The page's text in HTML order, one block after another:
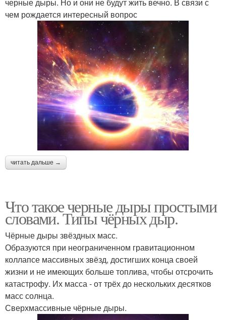
черные дыры. Но и они не будут жить вечно. В связи с
чем рождается интересный вопрос
читать дальше →
Что такое черные дыры простыми
словами. Типы чёрных дыр.
Чёрные дыры звёздных масс.
Образуются при неограниченном гравитационном
коллапсе массивных звёзд, достигших конца своей
жизни и не имеющих больше топлива, чтобы отсрочить
катастрофу. Их масса - от трёх до нескольких десятков
масс солнца.
Сверхмассивные чёрные дыры.